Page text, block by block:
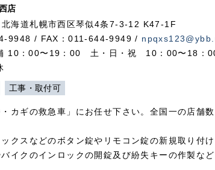
店
海道札幌市西区琴似4条7-3-12 K47-1F
9948 / FAX：011-644-9949 /
10：00〜19：00 土・日・祝 10：00〜18：
工事・取付可
カギの救急車」にお任せ下さい。全国一の店舗
クスなどのボタン錠やリモコン錠の新規取り付
イクのインロックの開錠及び紛失キーの作製な